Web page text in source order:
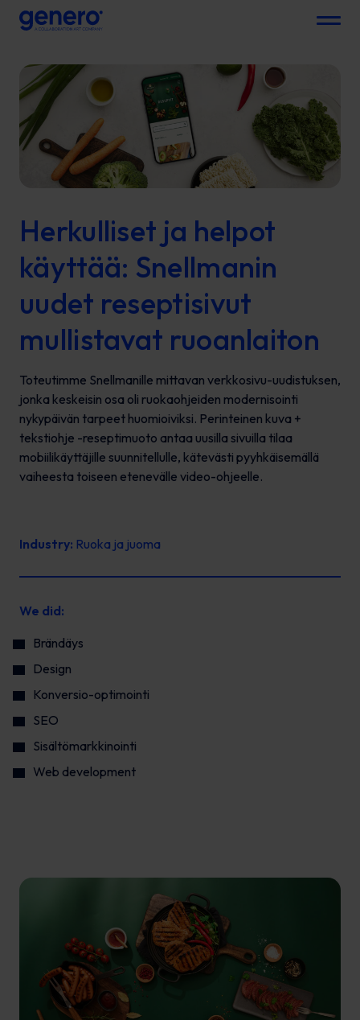
Menu
Herkulliset ja helpot
käyttää: Snellmanin
uudet reseptisivut
mullistavat ruoanlaiton
Toteutimme Snellmanille mittavan verkkosivu-uudistuksen,
jonka keskeisin osa oli ruokaohjeiden modernisointi
nykypäivän tarpeet huomioiviksi. Perinteinen kuva +
tekstiohje -reseptimuoto antaa uusilla sivuilla tilaa
mobiilikäyttäjille suunnitellulle, kätevästi pyyhkäisemällä
vaiheesta toiseen etenevälle video-ohjeelle.
Industry: Ruoka ja juoma
We did:
Brändäys
Design
Konversio-optimointi
SEO
Sisältömarkkinointi
Web development